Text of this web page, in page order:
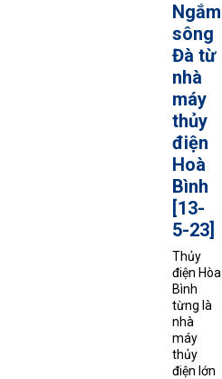
Ngắm
sông
Đà từ
nhà
máy
thủy
điện
Hoà
Bình
[13-
5-23]
Thủy
điện Hòa
Bình
từng là
nhà
máy
thủy
điện lớn